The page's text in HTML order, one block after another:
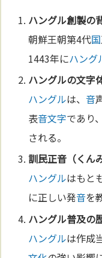
ハングル創製の
朝鮮王朝第4代国
1443年にハング
ハングルの文字
ハングルは、音
表音文字であり
される。
訓民正音 （くん
ハングルはもと
に正しい発音を
ハングル普及の
ハングルは作成